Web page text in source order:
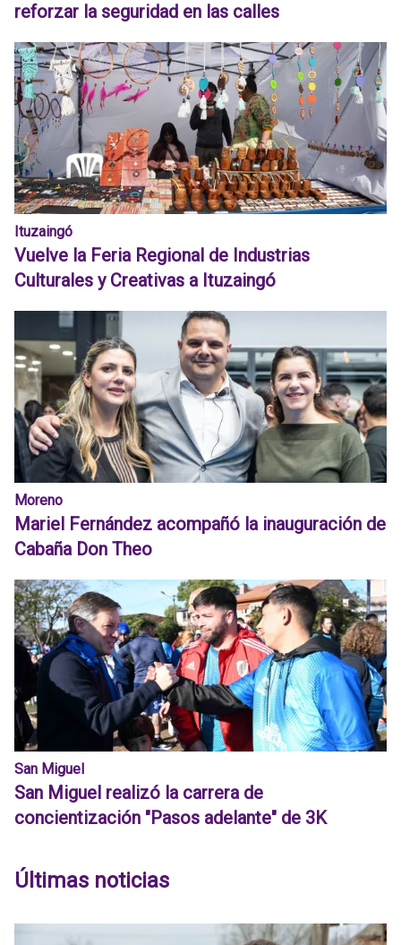
reforzar la seguridad en las calles
Ituzaingó
Vuelve la Feria Regional de Industrias
Culturales y Creativas a Ituzaingó
Moreno
Mariel Fernández acompañó la inauguración de
Cabaña Don Theo
San Miguel
San Miguel realizó la carrera de
concientización "Pasos adelante" de 3K
Últimas noticias